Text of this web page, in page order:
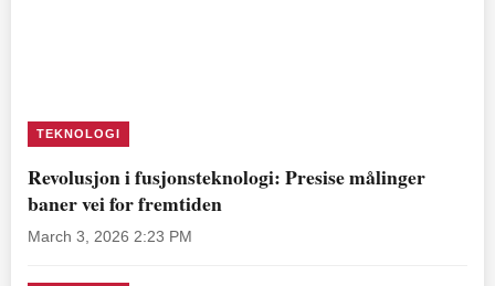
TEKNOLOGI
Revolusjon i fusjonsteknologi: Presise målinger
baner vei for fremtiden
March 3, 2026 2:23 PM